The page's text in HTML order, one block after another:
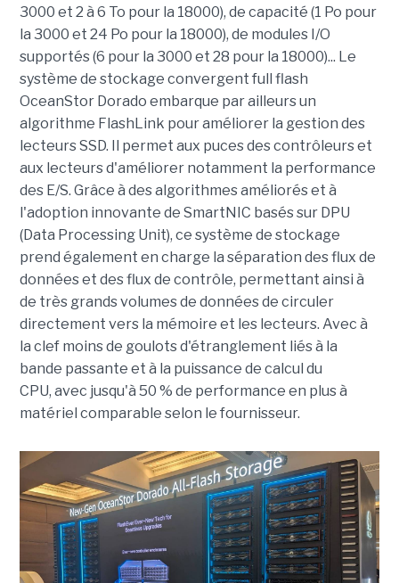
3000 et 2 à 6 To pour la 18000), de capacité (1 Po pour
la 3000 et 24 Po pour la 18000), de modules I/O
supportés (6 pour la 3000 et 28 pour la 18000)... Le
système de stockage convergent full flash
OceanStor Dorado embarque par ailleurs un
algorithme FlashLink pour améliorer la gestion des
lecteurs SSD. Il permet aux puces des contrôleurs et
aux lecteurs d'améliorer notamment la performance
des E/S. Grâce à des algorithmes améliorés et à
l'adoption innovante de SmartNIC basés sur DPU
(Data Processing Unit), ce système de stockage
prend également en charge la séparation des flux de
données et des flux de contrôle, permettant ainsi à
de très grands volumes de données de circuler
directement vers la mémoire et les lecteurs. Avec à
la clef moins de goulots d'étranglement liés à la
bande passante et à la puissance de calcul du
CPU, avec jusqu'à 50 % de performance en plus à
matériel comparable selon le fournisseur.